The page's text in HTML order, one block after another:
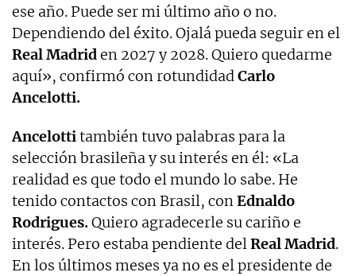
ese año. Puede ser mi último año o no.
Dependiendo del éxito. Ojalá pueda seguir en el
Real Madriden 2027 y 2028. Quiero quedarme
aquí», confirmó con rotundidadCarlo
Ancelotti.
Ancelottitambién tuvo palabras para la
selección brasileña y su interés en él: «La
realidad es que todo el mundo lo sabe. He
tenido contactos con Brasil, conEdnaldo
Rodrigues.Quiero agradecerle su cariño e
interés. Pero estaba pendiente delReal Madrid.
En los últimos meses ya no es el presidente de